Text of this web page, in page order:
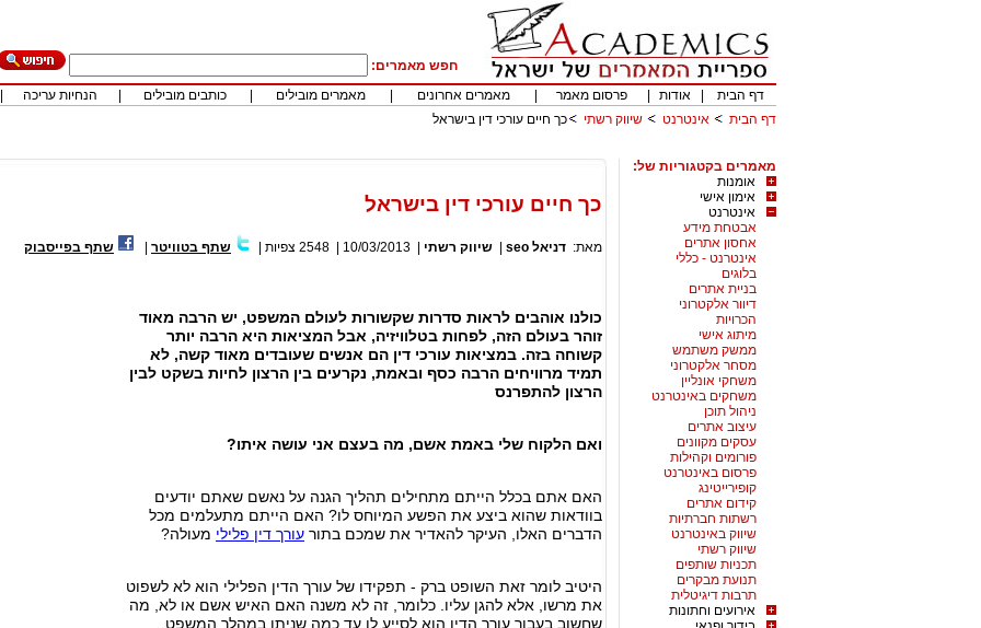
חפש מאמרים:
דף הבית
אודות פרסום מאמר מאמרים אחרונים מאמרים מובילים כותבים מובילים הנחיות עריכה
דף הבית
אינטרנט שיווק רשתי כך חיים עורכי דין בישראל
מאמרים בקטגוריות של:
אומנות
אימון אישי
אינטרנט
אבטחת מידע
אחסון אתרים
אינטרנט - כללי
בלוגים
בניית אתרים
דיוור אלקטרוני
הכרויות
מיתוג אישי
ממשק משתמש
מסחר אלקטרוני
משחקי אונליין
משחקים באינטרנט
ניהול תוכן
עיצוב אתרים
עסקים מקוונים
פורומים וקהילות
פרסום באינטרנט
קופירייטינג
קידום אתרים
רשתות חברתיות
שיווק באינטרנט
שיווק רשתי
תכניות שותפים
תנועת מבקרים
תרבות דיגיטלית
אירועים וחתונות
כך חיים עורכי דין בישראל
מאת: דניאל seo שיווק רשתי 10/03/2013
2548 צפיות שתף בטוויטר שתף בפייסבוק
כולנו אוהבים לראות סדרות שקשורות לעולם המשפט, יש הרבה מאוד
זוהר בעולם הזה, לפחות בטלוויזיה, אבל המציאות היא הרבה יותר
קשוחה בזה. במציאות עורכי דין הם אנשים שעובדים מאוד קשה, לא
תמיד מרוויחים הרבה כסף ובאמת, נקרעים בין הרצון לחיות בשקט לבין
הרצון להתפרנס
ואם הלקוח שלי באמת אשם, מה בעצם אני עושה איתו?
האם אתם בכלל הייתם מתחילים תהליך הגנה על נאשם שאתם יודעים
בוודאות שהוא ביצע את הפשע המיוחס לו? האם הייתם מתעלמים מכל
הדברים האלו, העיקר להאדיר את שמכם בתור עורך דין פלילי מעולה?
היטיב לומר זאת השופט ברק - תפקידו של עורך הדין הפלילי הוא לא לשפוט
את מרשו, אלא להגן עליו. כלומר, זה לא משנה האם האיש אשם או לא, מה
שחשוב בעבור עורך הדין הוא לסייע לו עד כמה שניתן במהלך המשפט.